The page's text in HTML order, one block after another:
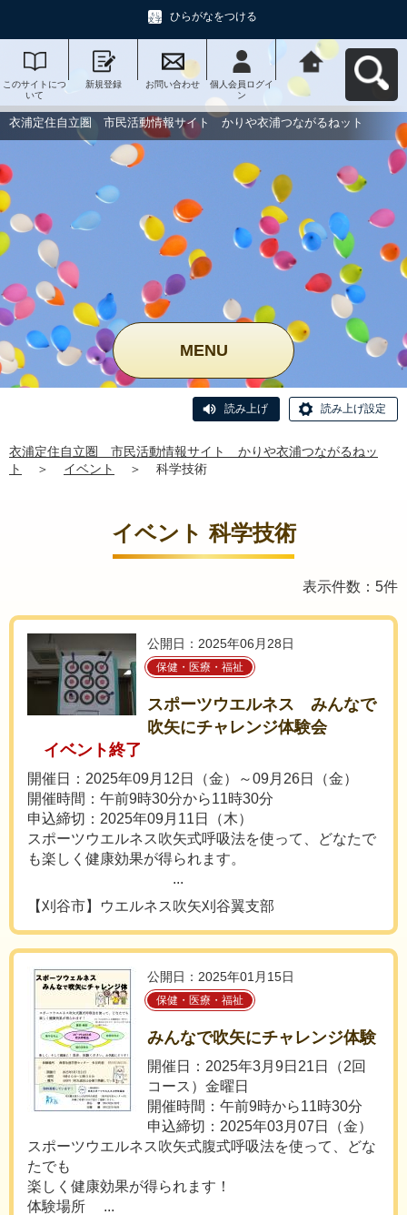
ひらがなをつける
このサイトにつ
いて
新規登録 お問い合わせ
個人会員ログイ
ン
衣浦定住自立
圏 市民活動情
報サイト かり
や衣浦つながる
ねットへ戻る
衣浦定住自立圏 市民活動情報サイト かりや衣浦つながるねット
MENU
読み上げ 読み上げ設定
衣浦定住自立圏 市民活動情報サイト かりや衣浦つながるねッ
ト
＞ イベント ＞ 科学技術
イベント 科学技術
表示件数：5件
公開日：2025年06月28日
保健・医療・福祉
スポーツウエルネス みんなで
吹矢にチャレンジ体験会
イベント終了
開催日：2025年09月12日（金）～09月26日（金）
開催時間：午前9時30分から11時30分
申込締切：2025年09月11日（木）
スポーツウエルネス吹矢式呼吸法を使って、どなたで
も楽しく健康効果が得られます。
...
【刈谷市】ウエルネス吹矢刈谷翼支部
公開日：2025年01月15日
保健・医療・福祉
みんなで吹矢にチャレンジ体験
開催日：2025年3月9日21日（2回
コース）金曜日
開催時間：午前9時から11時30分
申込締切：2025年03月07日（金）
スポーツウエルネス吹矢式腹式呼吸法を使って、どな
たでも
楽しく健康効果が得られます！
体験場所 ...